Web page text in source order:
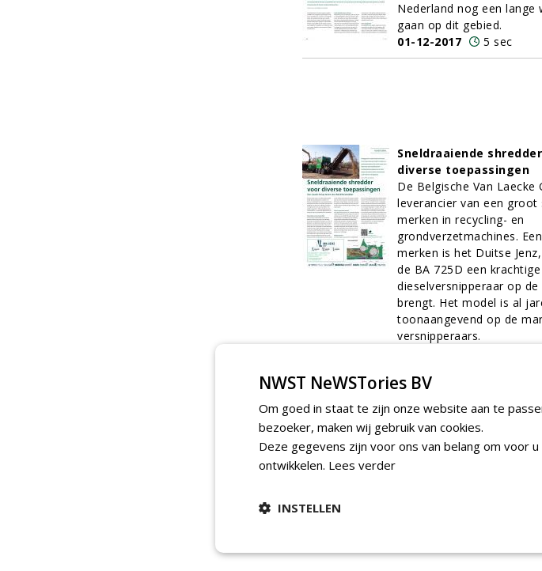
Nederland nog een lange
gaan op dit gebied.
01-12-2017
5 sec
Sneldraaiende
diverse toepassingen
De Belgische Van Laecke
leverancier van een groot
merken in recycling- en
grondverzetmachines.
merken is het Duitse
de BA 725D een krachtige
dieselversnipperaar op
brengt. Het model is al
toonaangevend op de
versnipperaars.
In een special over
houtversnipperaars mag
machinefabrikant Jensen
houtversnipperaar en
NWST NeWSTories BV
Om goed in staat te zijn onze website aan te
bezoeker, maken wij gebruik van cookies.
Deze gegevens zijn voor ons van belang om voor
ontwikkelen. Lees verder
INSTELLEN